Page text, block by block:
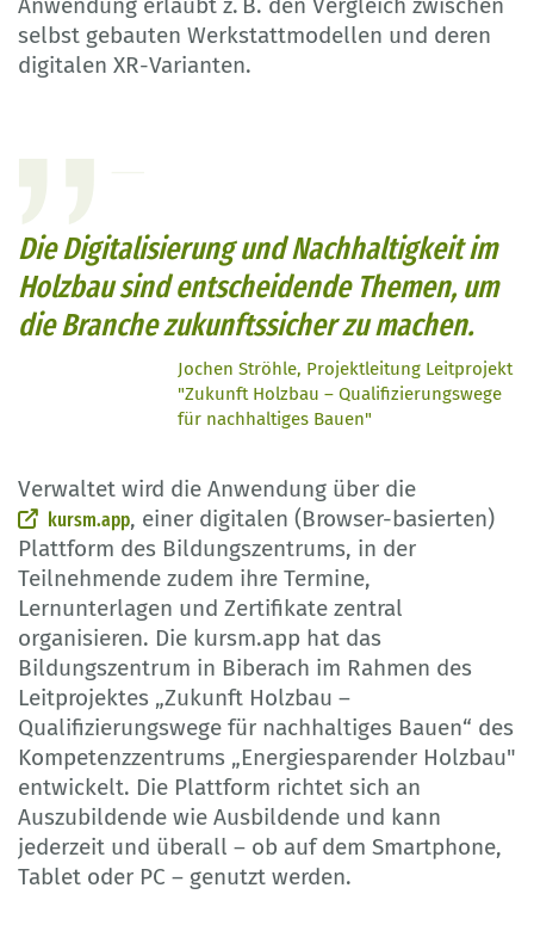
selbst gebauten Werkstattmodellen und deren
digitalen XR-Varianten.
Die Digitalisierung und Nachhaltigkeit im
Holzbau sind entscheidende Themen, um
die Branche zukunftssicher zu machen.
Jochen Ströhle, Projektleitung Leitprojekt
"Zukunft Holzbau – Qualifizierungswege
für nachhaltiges Bauen"
Verwaltet wird die Anwendung über die
kursm.app, einer digitalen (Browser-basierten)
Plattform des Bildungszentrums, in der
Teilnehmende zudem ihre Termine,
Lernunterlagen und Zertifikate zentral
organisieren. Die kursm.app hat das
Bildungszentrum in Biberach im Rahmen des
Leitprojektes „Zukunft Holzbau –
Qualifizierungswege für nachhaltiges Bauen“ des
Kompetenzzentrums „Energiesparender Holzbau"
entwickelt. Die Plattform richtet sich an
Auszubildende wie Ausbildende und kann
jederzeit und überall – ob auf dem Smartphone,
Tablet oder PC – genutzt werden.